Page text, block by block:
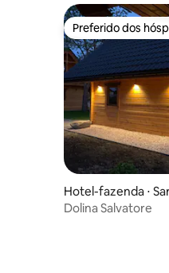
Preferido dos
Preferido dos
Hotel-fazenda ⋅
Dolina Salvatore